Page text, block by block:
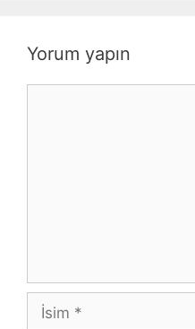
Yorum yapın
İsim